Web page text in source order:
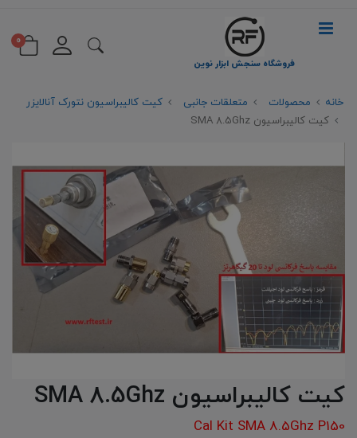
فروشگاه سنجش ابزار نوین
0
خانه محصولات متعلقات جانبی
کیت کالیبراسیون نتورک آنالایزر
کیت کالیبراسیون SMA 8.5Ghz
کیت کالیبراسیون SMA 8.5Ghz
Cal Kit SMA 8.5Ghz P150